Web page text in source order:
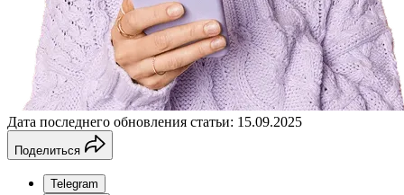
Дата последнего обновления статьи: 15.09.2025
Поделиться
Telegram